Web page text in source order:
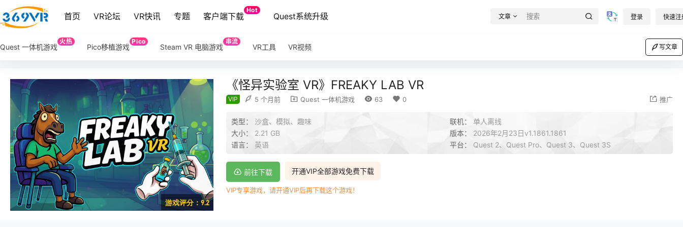
首页 VR论坛 VR快讯 专题 客户端下载
Hot
Quest系统升级 文章 登录 快速注
Quest 一体机游戏
火热
Pico移植游戏
Pico
Steam VR 电脑游戏
串流
VR工具 VR视频 写文章
游戏评分：9.2
《怪异实验室 VR》FREAKY LAB VR
VIP 5 个月前 Quest 一体机游戏 63 0 推广
类型： 沙盒、模拟、趣味 联机： 单人离线
大小： 2.21 GB 版本： 2026年2月23日v1.1861.1861
语言： 英语 平台： Quest 2、Quest Pro、Quest 3、Quest 3S
开通VIP全部游戏免费下载
前往下载
VIP专享游戏，请开通VIP后再下载这个游戏！